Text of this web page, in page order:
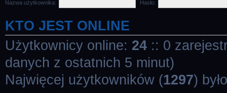
Nazwa użytkownika:
Hasło:
KTO JEST ONLINE
Użytkownicy online: 24 :: 0
danych z ostatnich 5 minut)
Najwięcej użytkowników (1297)